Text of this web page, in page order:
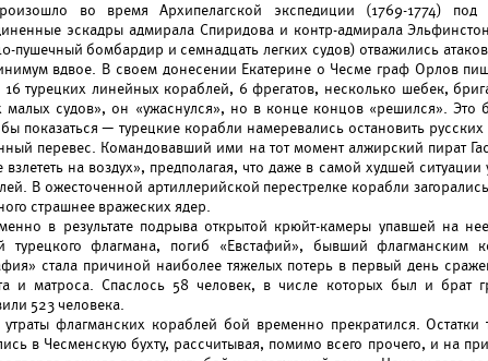
во время Архипелагской экспедиции (1769-1774)
эскадры адмирала Спиридова и контр-адмирала
пушечный бомбардир и семнадцать легких судов) отважились
вдвое. В своем донесении Екатерине о Чесме граф Орлов
турецких линейных кораблей, 6 фрегатов, несколько шебек,
малых судов», он «ужаснулся», но в конце концов «решился».
показаться — турецкие корабли намеревались остановить
перевес. Командовавший ими на тот момент алжирский пират
взлететь на воздух», предполагая, что даже в самой худшей
В ожесточенной артиллерийской перестрелке корабли
страшнее вражеских ядер.
в результате подрыва открытой крюйт-камеры упавшей на
турецкого флагмана, погиб «Евстафий», бывший флагманским
стала причиной наиболее тяжелых потерь в первый день
и матроса. Спаслось 58 человек, в числе которых был и брат
523 человека.
утраты флагманских кораблей бой временно прекратился.
в Чесменскую бухту, рассчитывая, помимо всего прочего, и на